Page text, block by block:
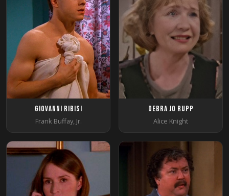
Giovanni Ribisi
Frank Buffay, Jr.
Debra Jo Rupp
Alice Knight